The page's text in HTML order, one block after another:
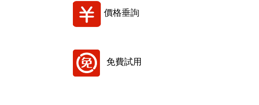
價格垂詢
免費試用